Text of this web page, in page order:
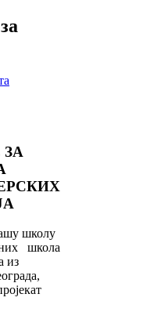
школу
школа
из